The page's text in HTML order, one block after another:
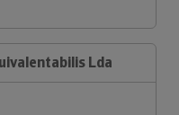
Lda